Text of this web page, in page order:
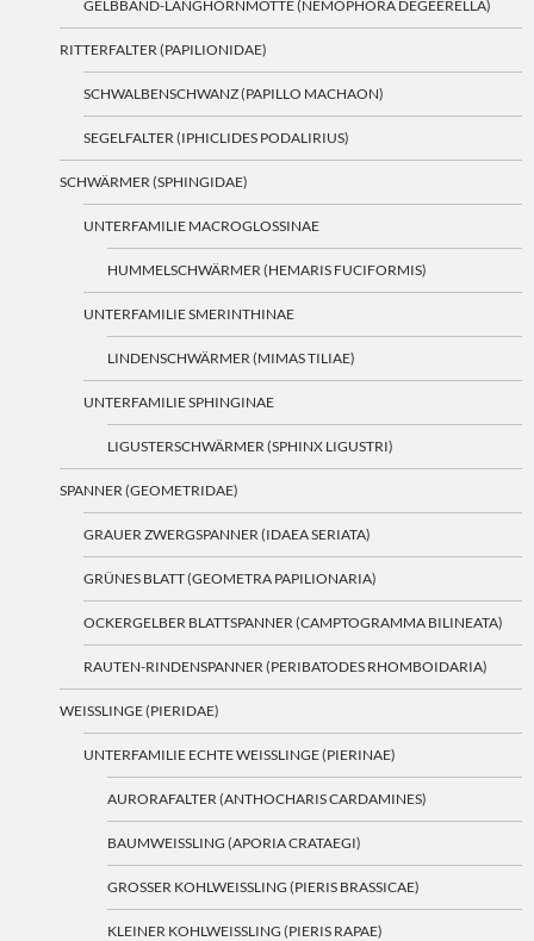
GELBBAND-LANGHORNMOTTE (NEMOPHORA DEGEERELLA)
RITTERFALTER (PAPILIONIDAE)
SCHWALBENSCHWANZ (PAPILLO MACHAON)
SEGELFALTER (IPHICLIDES PODALIRIUS)
SCHWÄRMER (SPHINGIDAE)
UNTERFAMILIE MACROGLOSSINAE
HUMMELSCHWÄRMER (HEMARIS FUCIFORMIS)
UNTERFAMILIE SMERINTHINAE
LINDENSCHWÄRMER (MIMAS TILIAE)
UNTERFAMILIE SPHINGINAE
LIGUSTERSCHWÄRMER (SPHINX LIGUSTRI)
SPANNER (GEOMETRIDAE)
GRAUER ZWERGSPANNER (IDAEA SERIATA)
GRÜNES BLATT (GEOMETRA PAPILIONARIA)
OCKERGELBER BLATTSPANNER (CAMPTOGRAMMA BILINEATA)
RAUTEN-RINDENSPANNER (PERIBATODES RHOMBOIDARIA)
WEISSLINGE (PIERIDAE)
UNTERFAMILIE ECHTE WEISSLINGE (PIERINAE)
AURORAFALTER (ANTHOCHARIS CARDAMINES)
BAUMWEISSLING (APORIA CRATAEGI)
GROSSER KOHLWEISSLING (PIERIS BRASSICAE)
KLEINER KOHLWEISSLING (PIERIS RAPAE)